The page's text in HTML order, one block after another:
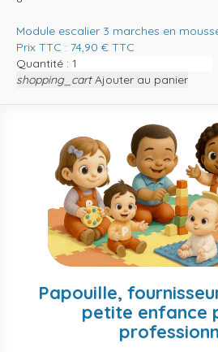
Module escalier 3 marches en
Prix TTC : 74,90 € TTC
Quantité :
shopping_cart Ajouter au panier
Papouille,
petite enfance